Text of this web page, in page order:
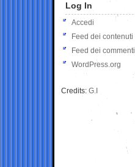
Log In
Accedi
Feed dei contenuti
Feed dei commenti
WordPress.org
Credits: G.I